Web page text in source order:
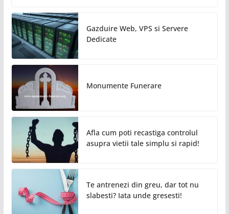
Gazduire Web, VPS si Servere
Dedicate
Monumente Funerare
Afla cum poti recastiga controlul
asupra vietii tale simplu si rapid!
Te antrenezi din greu, dar tot nu
slabesti? Iata unde gresesti!